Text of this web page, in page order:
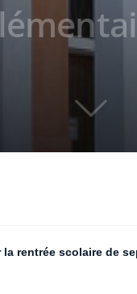
rentrée scolaire de